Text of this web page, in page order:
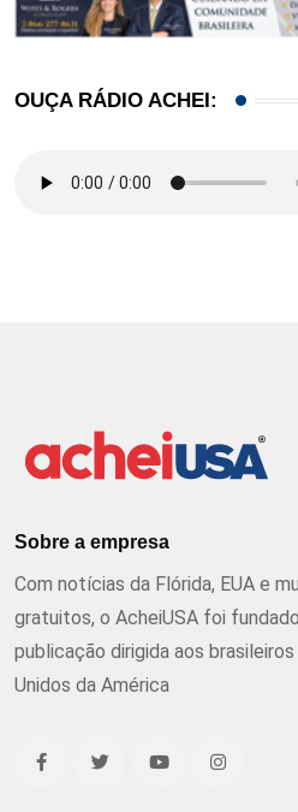
OUÇA RÁDIO ACHEI:
Sobre a empresa
Com notícias da Flórida, EUA e
gratuitos, o AcheiUSA foi
publicação dirigida aos
Unidos da América